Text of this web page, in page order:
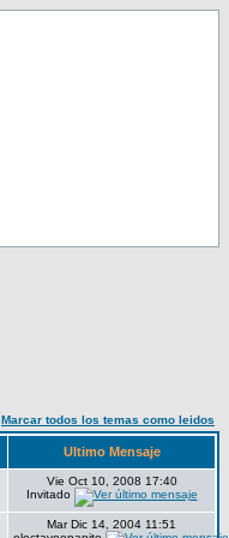
Marcar todos los temas como leidos
Ultimo Mensaje
Vie Oct 10, 2008 17:40
Invitado
Mar Dic 14, 2004 11:51